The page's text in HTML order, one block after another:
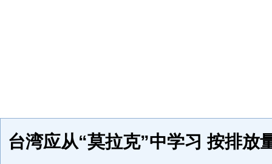
台湾应从“莫拉克”中学习 按排放